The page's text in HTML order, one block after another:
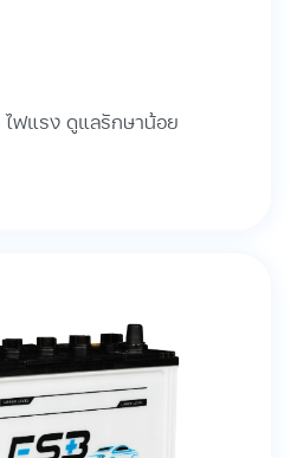
ไฟแรง ดูแลรักษาน้อย